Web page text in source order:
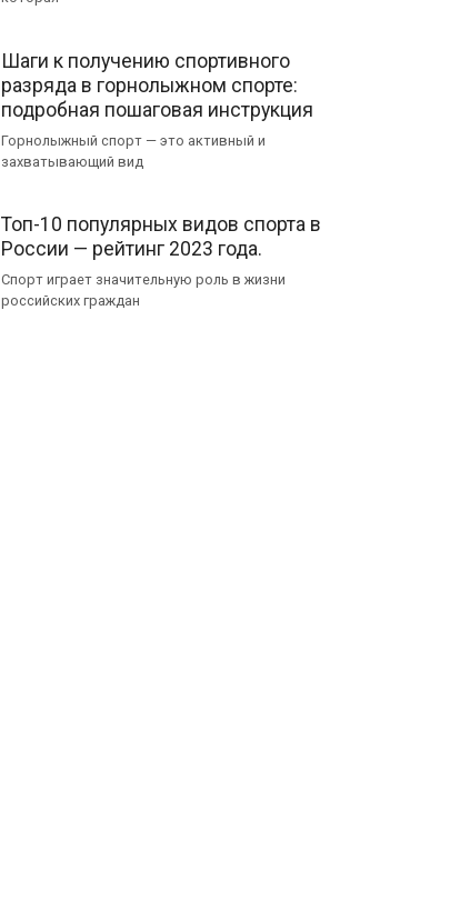
Шаги к получению спортивного
разряда в горнолыжном спорте:
подробная пошаговая инструкция
Горнолыжный спорт — это активный и
захватывающий вид
Топ-10 популярных видов спорта в
России — рейтинг 2023 года.
Спорт играет значительную роль в жизни
российских граждан